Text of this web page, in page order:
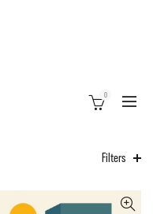
0
Filters